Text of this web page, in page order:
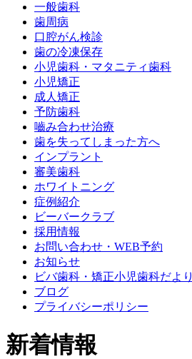
一般歯科
歯周病
口腔がん検診
歯の冷凍保存
小児歯科・マタニティ歯科
小児矯正
成人矯正
予防歯科
嚙み合わせ治療
歯を失ってしまった方へ
インプラント
審美歯科
ホワイトニング
症例紹介
ビーバークラブ
採用情報
お問い合わせ・WEB予約
お知らせ
ビバ歯科・矯正小児歯科だより
ブログ
プライバシーポリシー
新着情報